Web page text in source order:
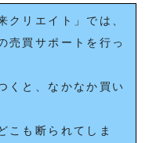
クリエイト」では、
売買サポートを行っ
くと、なかなか買い
こも断られてしま